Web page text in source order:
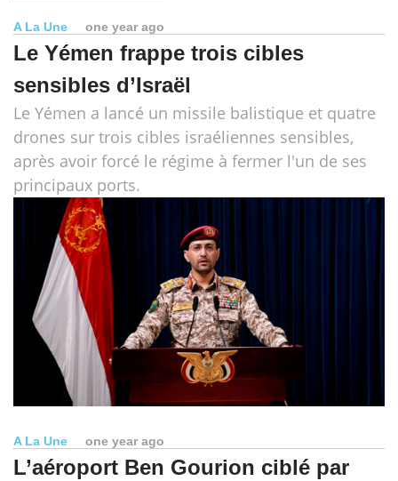
A La Une one year ago
Le Yémen frappe trois cibles
sensibles d’Israël
Le Yémen a lancé un missile balistique et quatre
drones sur trois cibles israéliennes sensibles,
après avoir forcé le régime​​​​ à fermer l'un de ses
principaux ports.
A La Une one year ago
L’aéroport Ben Gourion ciblé par